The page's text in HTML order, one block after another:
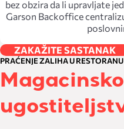
bez obzira da li upravljate jednim restoranom ili celim lancem,
Garson Backoffice
ZAKAŽITE SASTANAK
PRAĆENJE ZALIHA U RESTORANU
Magacinsko poslovanje u